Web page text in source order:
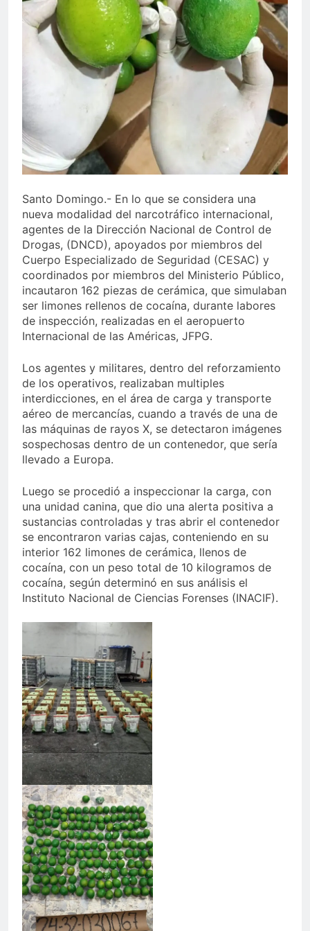
Juegos de Azar
Metro de SD amplía
horario por Juegos
Centroamericanos
5 Días Ago
Santo Domingo.- En lo que se considera una
nueva modalidad del narcotráfico internacional,
agentes de la Dirección Nacional de Control de
Drogas, (DNCD), apoyados por miembros del
Cuerpo Especializado de Seguridad (CESAC) y
coordinados por miembros del Ministerio Público,
incautaron 162 piezas de cerámica, que simulaban
ser limones rellenos de cocaína, durante labores
de inspección, realizadas en el aeropuerto
Internacional de las Américas, JFPG.
Los agentes y militares, dentro del reforzamiento
de los operativos, realizaban multiples
interdicciones, en el área de carga y transporte
aéreo de mercancías, cuando a través de una de
las máquinas de rayos X, se detectaron imágenes
sospechosas dentro de un contenedor, que sería
llevado a Europa.
Luego se procedió a inspeccionar la carga, con
una unidad canina, que dio una alerta positiva a
sustancias controladas y tras abrir el contenedor
se encontraron varias cajas, conteniendo en su
interior 162 limones de cerámica, llenos de
cocaína, con un peso total de 10 kilogramos de
cocaína, según determinó en sus análisis el
Instituto Nacional de Ciencias Forenses (INACIF).